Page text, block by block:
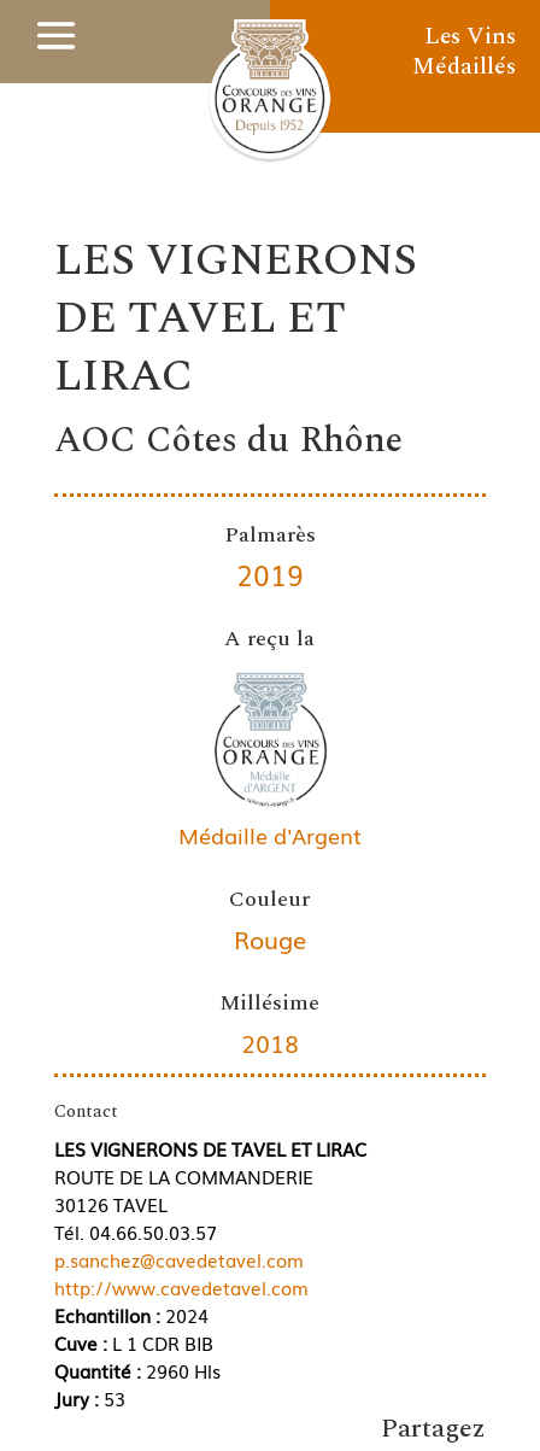
Les Vins
Médaillés
LES VIGNERONS
DE TAVEL ET
LIRAC
AOC Côtes du Rhône
Palmarès
2019
A reçu la
Médaille d'Argent
Couleur
Rouge
Millésime
2018
Contact
LES VIGNERONS DE TAVEL ET LIRAC
ROUTE DE LA COMMANDERIE
30126 TAVEL
Tél. 04.66.50.03.57
p.sanchez@cavedetavel.com
http://www.cavedetavel.com
Echantillon :2024
Cuve : L 1 CDR BIB
Quantité : 2960 Hls
Jury : 53
Partagez